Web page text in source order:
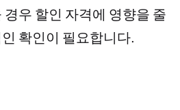
우 할인 자격에 영향을 줄
확인이 필요합니다.